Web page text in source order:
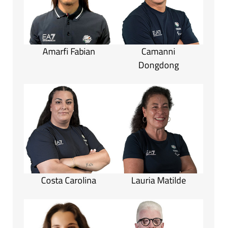
Amarfi Fabian
Camanni
Dongdong
Costa Carolina Lauria Matilde